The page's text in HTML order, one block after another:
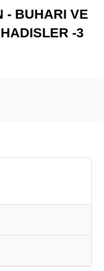
- BUHARI VE
-3